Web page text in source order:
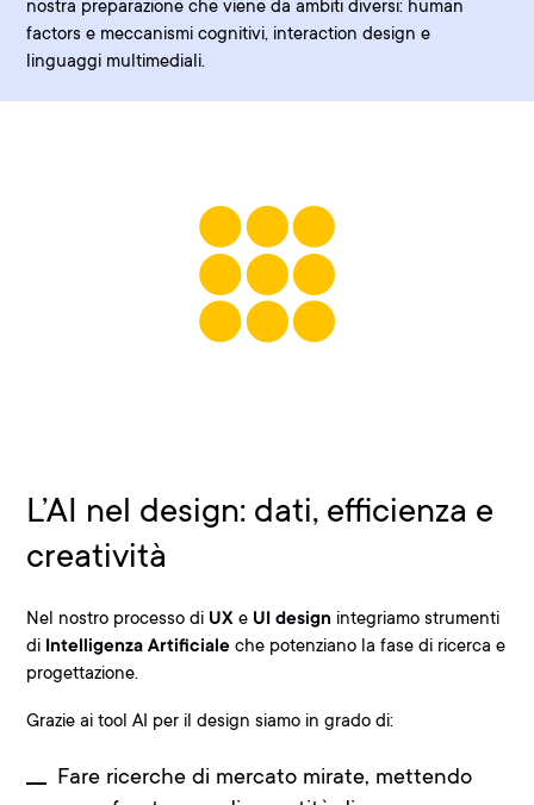
nostra preparazione che viene da ambiti diversi: human
factors e meccanismi cognitivi, interaction design e
linguaggi multimediali.
L’AI nel design: dati, efficienza e
creatività
Nel nostro processo di UX e UI design integriamo strumenti
di Intelligenza Artificiale che potenziano la fase di ricerca e
progettazione.
Grazie ai tool AI per il design siamo in grado di:
Fare ricerche di mercato mirate, mettendo